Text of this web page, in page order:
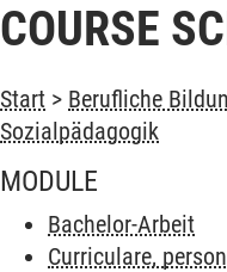
COURSE
Start > Berufliche
Sozialpädagogik
MODULE
Bachelor-Arbeit
Curriculare,